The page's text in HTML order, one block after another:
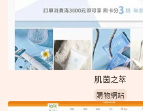
肌茵之萃
購物網站